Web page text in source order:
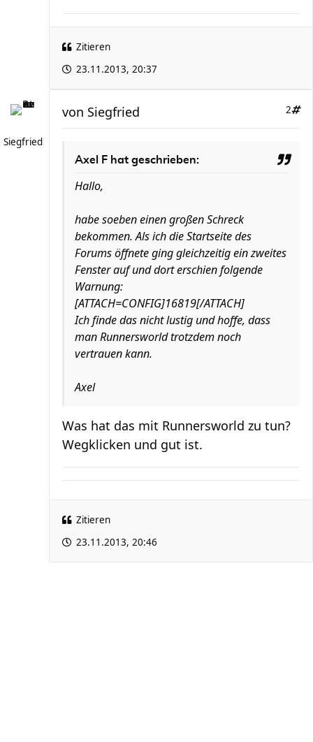
Zitieren
23.11.2013, 20:37
Siegfried
2
von Siegfried
Axel F hat geschrieben:
Hallo,
habe soeben einen großen Schreck
bekommen. Als ich die Startseite des
Forums öffnete ging gleichzeitig ein zweites
Fenster auf und dort erschien folgende
Warnung:
[ATTACH=CONFIG]16819[/ATTACH]
Ich finde das nicht lustig und hoffe, dass
man Runnersworld trotzdem noch
vertrauen kann.
Axel
Was hat das mit Runnersworld zu tun?
Wegklicken und gut ist.
Zitieren
23.11.2013, 20:46